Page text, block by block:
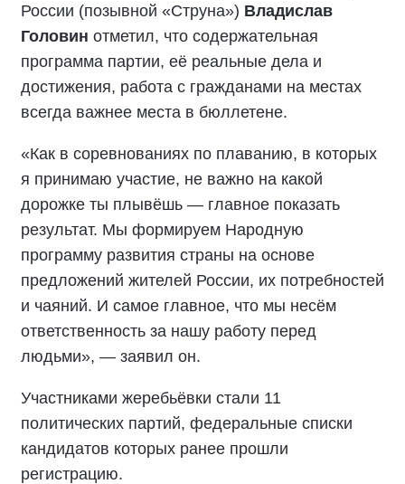
России (позывной «Струна») Владислав
Головин отметил, что содержательная
программа партии, её реальные дела и
достижения, работа с гражданами на местах
всегда важнее места в бюллетене.
«Как в соревнованиях по плаванию, в которых
я принимаю участие, не важно на какой
дорожке ты плывёшь — главное показать
результат. Мы формируем Народную
программу развития страны на основе
предложений жителей России, их потребностей
и чаяний. И самое главное, что мы несём
ответственность за нашу работу перед
людьми», — заявил он.
Участниками жеребьёвки стали 11
политических партий, федеральные списки
кандидатов которых ранее прошли
регистрацию.